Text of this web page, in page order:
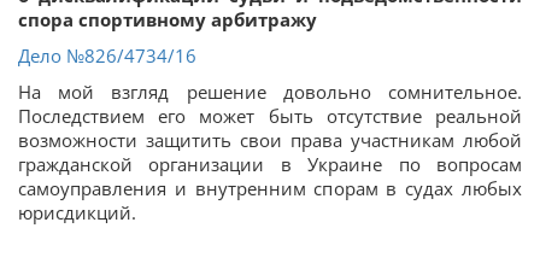
спора спортивному арбитражу
Дело №826/4734/16
На мой взгляд решение довольно сомнительное.
Последствием его может быть отсутствие реальной
возможности защитить свои права участникам любой
гражданской организации в Украине по вопросам
самоуправления и внутренним спорам в судах любых
юрисдикций.